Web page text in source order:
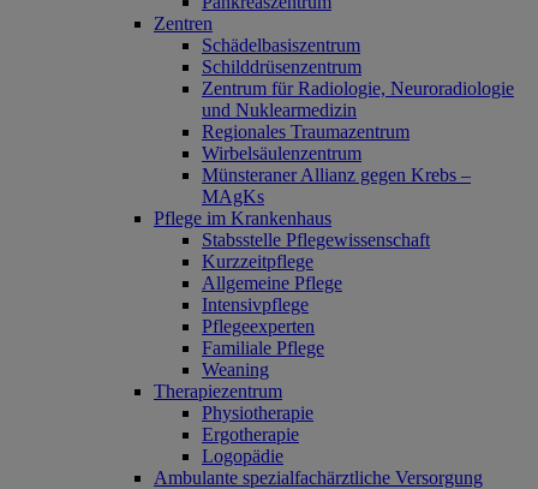
Zentren
Schädelbasiszentrum
Schilddrüsenzentrum
Zentrum für Radiologie, Neuroradiologie
und Nuklearmedizin
Regionales Traumazentrum
Wirbelsäulenzentrum
Münsteraner Allianz gegen Krebs –
MAgKs
Pflege im Krankenhaus
Stabsstelle Pflegewissenschaft
Kurzzeitpflege
Allgemeine Pflege
Intensivpflege
Pflegeexperten
Familiale Pflege
Weaning
Therapiezentrum
Physiotherapie
Ergotherapie
Logopädie
Ambulante spezialfachärztliche Versorgung